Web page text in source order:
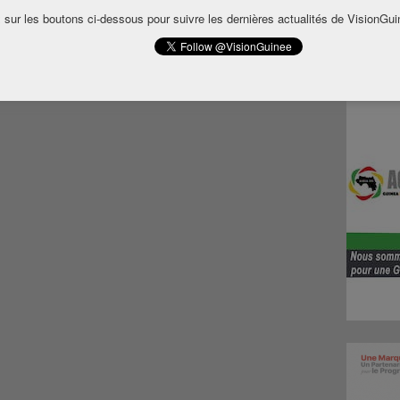
sur les boutons ci-dessous pour suivre les dernières actualités de